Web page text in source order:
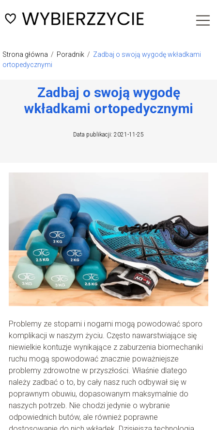
Strona główna / Poradnik / Zadbaj o swoją wygodę wkładkami
ortopedycznymi
Zadbaj o swoją wygodę
wkładkami ortopedycznymi
Data publikacji: 2021-11-25
Problemy ze stopami i nogami mogą powodować sporo
komplikacji w naszym życiu. Często nawarstwiające się
niewielkie kontuzje wynikające z zaburzenia biomechaniki
ruchu mogą spowodować znacznie poważniejsze
problemy zdrowotne w przyszłości. Właśnie dlatego
należy zadbać o to, by cały nasz ruch odbywał się w
poprawnym obuwiu, dopasowanym maksymalnie do
naszych potrzeb. Nie chodzi jedynie o wybranie
odpowiednich butów, ale również poprawne